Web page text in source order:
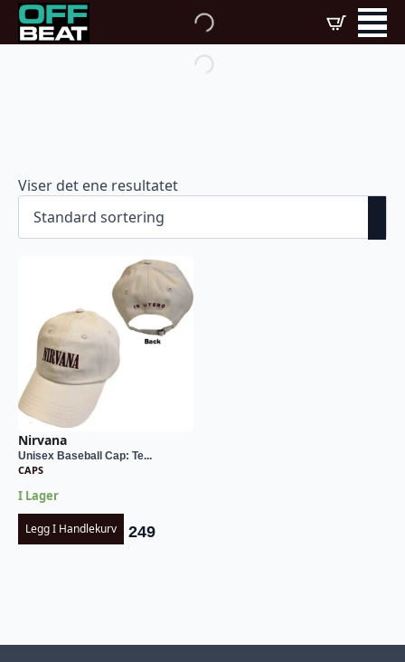
Viser det ene resultatet
Nirvana
Unisex Baseball Cap: Te...
CAPS
I Lager
Legg I Handlekurv 249